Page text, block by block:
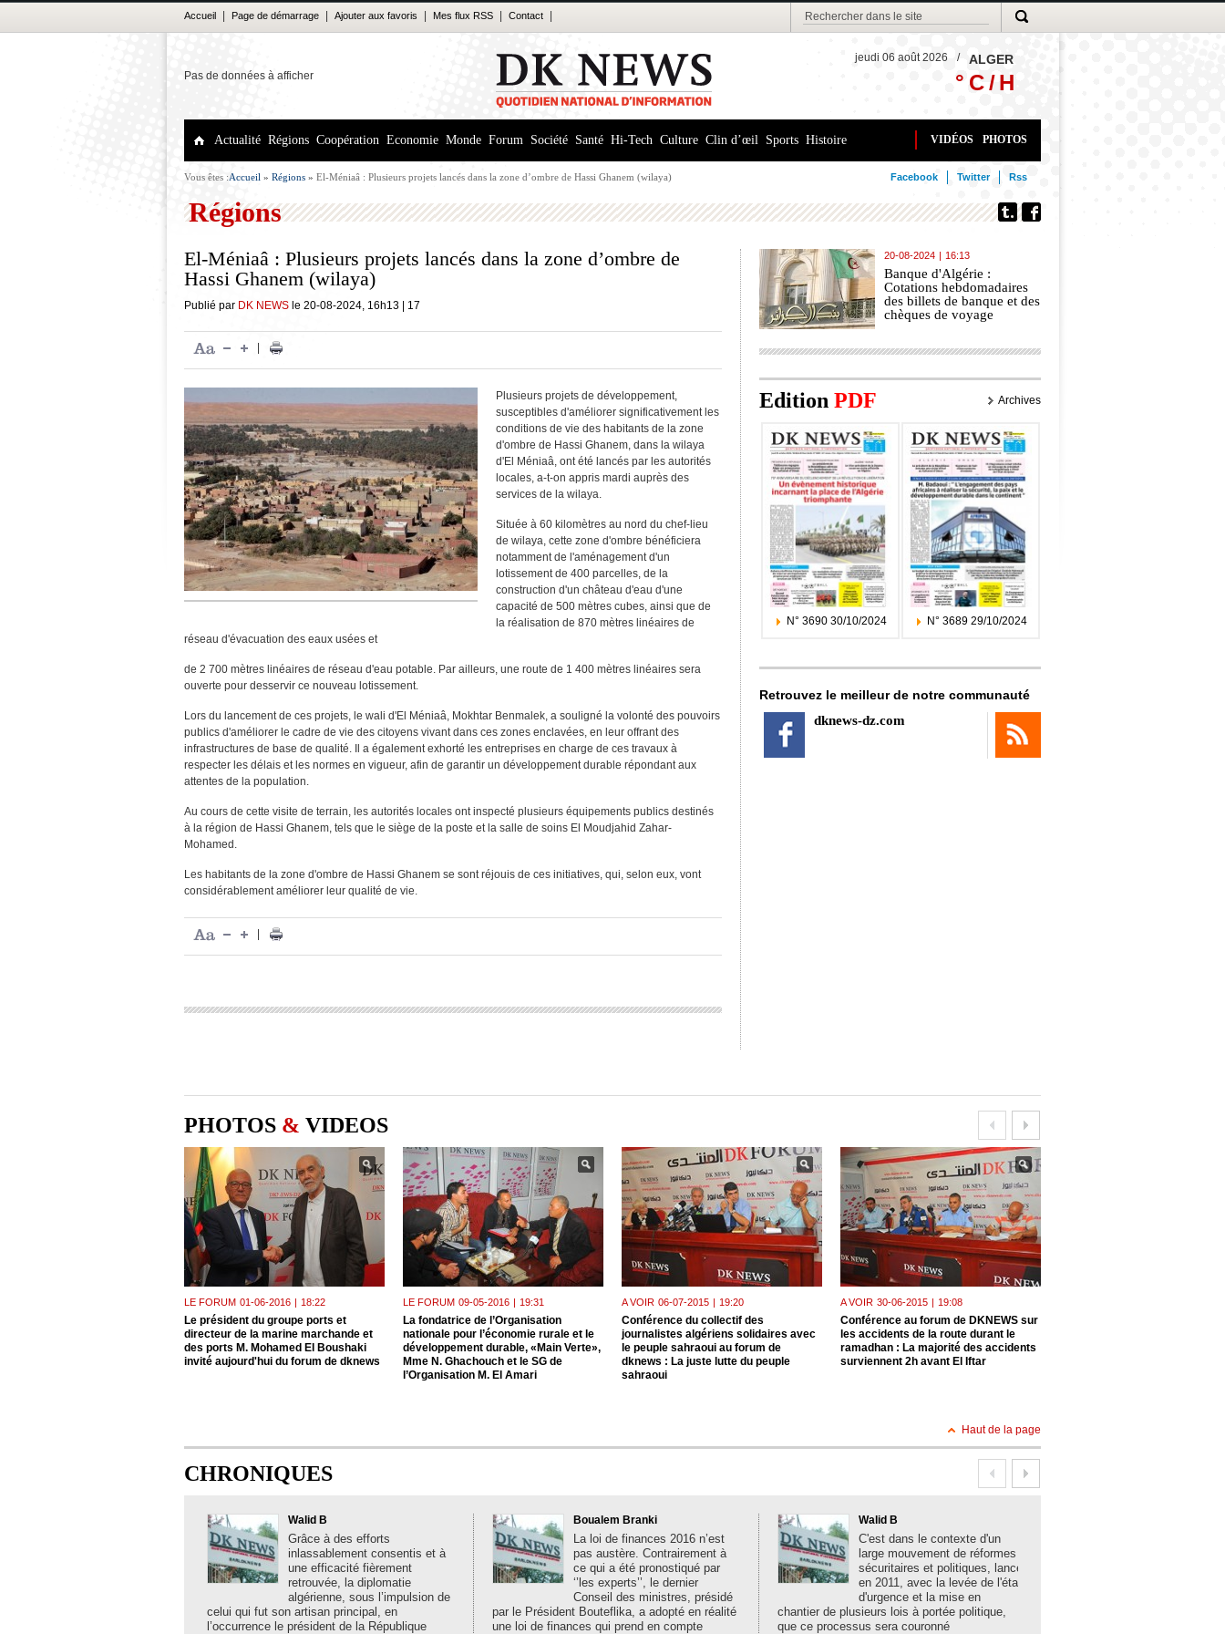
Accueil Page de démarrage Ajouter aux favoris Mes flux RSS Contact
Pas de données à afficher
ALGER
/
jeudi 06 août 2026
° C /H
Actualité Régions Coopération Economie Monde Forum Société Santé Hi-Tech Culture Clin d’œil Sports Histoire VIDÉOS PHOTOS
Vous êtes :Accueil » Régions » El-Méniaâ : Plusieurs projets lancés dans la zone d’ombre de Hassi Ghanem (wilaya) Facebook Twitter Rss
Régions
El-Méniaâ : Plusieurs projets lancés dans la zone d’ombre de
Hassi Ghanem (wilaya)
Publié par DK NEWS le 20-08-2024, 16h13 17
Plusieurs projets de développement,
susceptibles d'améliorer significativement les
conditions de vie des habitants de la zone
d'ombre de Hassi Ghanem, dans la wilaya
d'El Méniaâ, ont été lancés par les autorités
locales, a-t-on appris mardi auprès des
services de la wilaya.
Située à 60 kilomètres au nord du chef-lieu
de wilaya, cette zone d'ombre bénéficiera
notamment de l'aménagement d'un
lotissement de 400 parcelles, de la
construction d'un château d'eau d'une
capacité de 500 mètres cubes, ainsi que de
la réalisation de 870 mètres linéaires de
réseau d'évacuation des eaux usées et
de 2 700 mètres linéaires de réseau d'eau potable. Par ailleurs, une route de 1 400 mètres linéaires sera
ouverte pour desservir ce nouveau lotissement.
Lors du lancement de ces projets, le wali d'El Méniaâ, Mokhtar Benmalek, a souligné la volonté des pouvoirs
publics d'améliorer le cadre de vie des citoyens vivant dans ces zones enclavées, en leur offrant des
infrastructures de base de qualité. Il a également exhorté les entreprises en charge de ces travaux à
respecter les délais et les normes en vigueur, afin de garantir un développement durable répondant aux
attentes de la population.
Au cours de cette visite de terrain, les autorités locales ont inspecté plusieurs équipements publics destinés
à la région de Hassi Ghanem, tels que le siège de la poste et la salle de soins El Moudjahid Zahar-
Mohamed.
Les habitants de la zone d'ombre de Hassi Ghanem se sont réjouis de ces initiatives, qui, selon eux, vont
considérablement améliorer leur qualité de vie.
20-08-2024 | 16:13
Banque d'Algérie :
Cotations hebdomadaires
des billets de banque et des
chèques de voyage
Edition PDF Archives
N° 3690 30/10/2024 N° 3689 29/10/2024
Retrouvez le meilleur de notre communauté
dknews-dz.com
PHOTOS & VIDEOS
LE FORUM 01-06-2016 | 18:22
Le président du groupe ports et
directeur de la marine marchande et
des ports M. Mohamed El Boushaki
invité aujourd'hui du forum de dknews
LE FORUM 09-05-2016 | 19:31
La fondatrice de l’Organisation
nationale pour l’économie rurale et le
développement durable, «Main Verte»,
Mme N. Ghachouch et le SG de
l’Organisation M. El Amari
A VOIR 06-07-2015 | 19:20
Conférence du collectif des
journalistes algériens solidaires avec
le peuple sahraoui au forum de
dknews : La juste lutte du peuple
sahraoui
A VOIR 30-06-2015 | 19:08
Conférence au forum de DKNEWS sur
les accidents de la route durant le
ramadhan : La majorité des accidents
surviennent 2h avant El Iftar
Haut de la page
CHRONIQUES
Walid B
Grâce à des efforts
inlassablement consentis et à
une efficacité fièrement
retrouvée, la diplomatie
algérienne, sous l’impulsion de
celui qui fut son artisan principal, en
l’occurrence le président de la République
Boualem Branki
La loi de finances 2016 n’est
pas austère. Contrairement à
ce qui a été pronostiqué par
‘’les experts’’, le dernier
Conseil des ministres, présidé
par le Président Bouteflika, a adopté en réalité
une loi de finances qui prend en compte
Walid B
C'est dans le contexte d'un
large mouvement de réformes
sécuritaires et politiques, lancé
en 2011, avec la levée de l'état
d'urgence et la mise en
chantier de plusieurs lois à portée politique,
que ce processus sera couronné